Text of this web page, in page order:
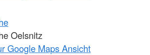
Oelsnitz
Google Maps Ansicht